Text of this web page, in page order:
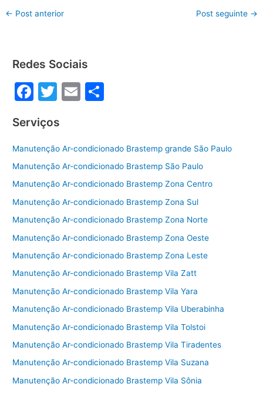
e
o
o
k
er
← Post anterior Post seguinte →
Redes Sociais
F
c
e
b
o
o
k
T
itt
er
E
l
e
Serviços
Manutenção Ar-condicionado Brastemp grande São Paulo
Manutenção Ar-condicionado Brastemp São Paulo
Manutenção Ar-condicionado Brastemp Zona Centro
Manutenção Ar-condicionado Brastemp Zona Sul
Manutenção Ar-condicionado Brastemp Zona Norte
Manutenção Ar-condicionado Brastemp Zona Oeste
Manutenção Ar-condicionado Brastemp Zona Leste
Manutenção Ar-condicionado Brastemp Vila Zatt
Manutenção Ar-condicionado Brastemp Vila Yara
Manutenção Ar-condicionado Brastemp Vila Uberabinha
Manutenção Ar-condicionado Brastemp Vila Tolstoi
Manutenção Ar-condicionado Brastemp Vila Tiradentes
Manutenção Ar-condicionado Brastemp Vila Suzana
Manutenção Ar-condicionado Brastemp Vila Sônia